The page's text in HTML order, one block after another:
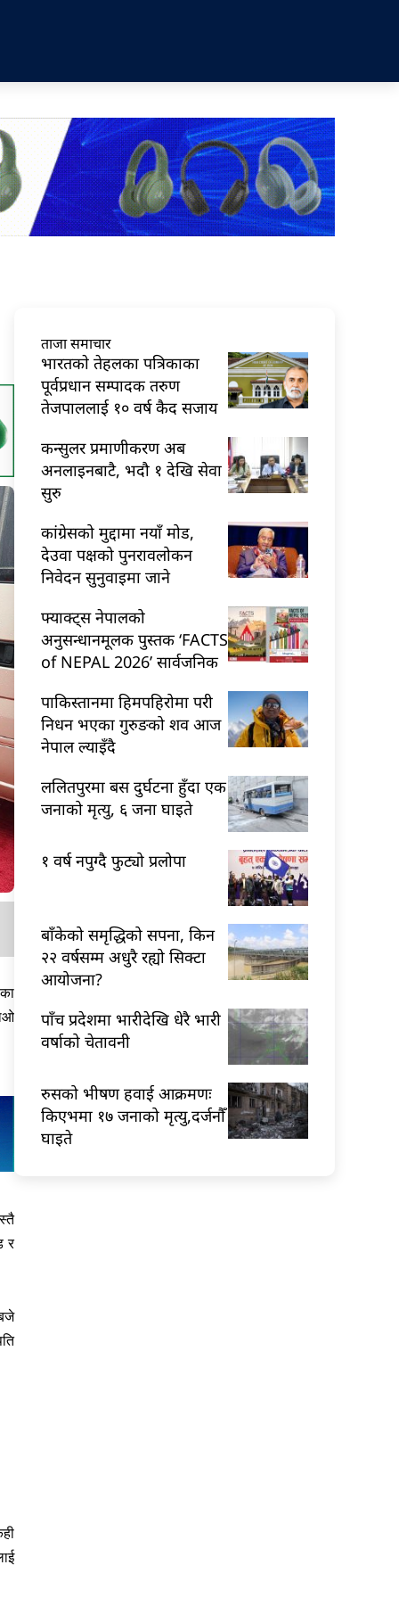
र
ताजा समाचार
भारतकाे तेहलका पत्रिकाका
पूर्वप्रधान सम्पादक तरुण
तेजपाललाई १० वर्ष कैद सजाय
कन्सुलर प्रमाणीकरण अब
अनलाइनबाटै, भदौ १ देखि सेवा
सुरु
कांग्रेसको मुद्दामा नयाँ मोड,
देउवा पक्षको पुनरावलोकन
निवेदन सुनुवाइमा जाने
फ्याक्ट्स नेपालको
अनुसन्धानमूलक पुस्तक ‘FACTS
of NEPAL 2026’ सार्वजनिक
पाकिस्तानमा हिमपहिरोमा परी
निधन भएका गुरुङको शव आज
नेपाल ल्याइँदै
ललितपुरमा बस दुर्घटना हुँदा एक
जनाको मृत्यु, ६ जना घाइते
१ वर्ष नपुग्दै फुट्यो प्रलोपा
बाँकेको समृद्धिको सपना, किन
२२ वर्षसम्म अधुरै रह्यो सिक्टा
आयोजना?
पाँच प्रदेशमा भारीदेखि धेरै भारी
वर्षाको चेतावनी
रुसको भीषण हवाई आक्रमणः
किएभमा १७ जनाको मृत्यु,दर्जनौँ
घाइते